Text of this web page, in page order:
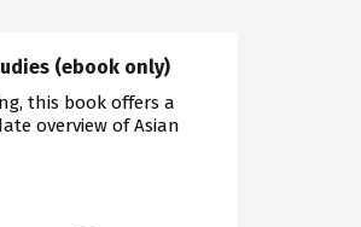
(ebook only)
this book offers a
overview of Asian